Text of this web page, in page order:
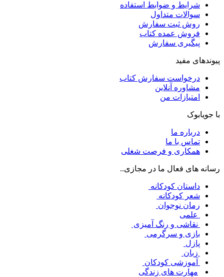
شرایط و ضوابط استفاده
سوالات متداول
روش ثبت سفارش
فروش عمده کتاب
پیگیری سفارش
پیوندهای مفید
درخواست سفارش کتاب
مشاوره آنلاین
امتیازات من
با جویابوک
درباره ما
تماس با ما
همکاری و فرصت شغلی
رسانه های فعال ما در مجازی..
داستان کودکانه
شعر کودکانه
رمان نوجوان
علمی
نقاشی و رنگ آمیزی
بازی و سرگرمی
پازل
زبان
آموزشی کودکان
مهارت های زندگی